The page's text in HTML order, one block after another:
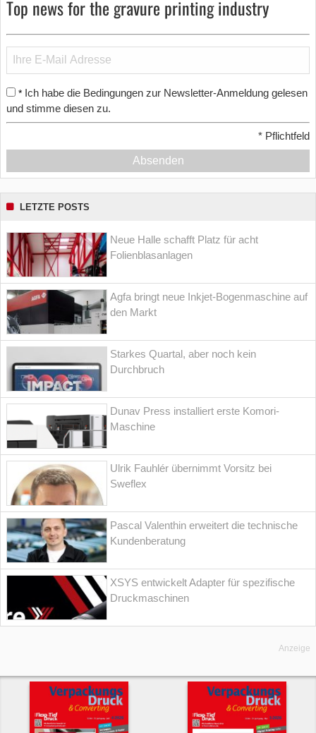
Top news for the gravure printing industry
* Ich habe die Bedingungen zur Newsletter-Anmeldung gelesen
und stimme diesen zu.
* Pflichtfeld
Absenden
LETZTE POSTS
Neue Halle schafft Platz für acht
Folienblasanlagen
Agfa bringt neue Inkjet-Bogenmaschine auf
den Markt
Starkes Quartal, aber noch kein
Durchbruch
Dunav Press installiert erste Komori-
Maschine
Ulrik Fauhlér übernimmt Vorsitz bei
Sweflex
Pascal Valenthin erweitert die technische
Kundenberatung
XSYS entwickelt Adapter für spezifische
Druckmaschinen
Anzeige